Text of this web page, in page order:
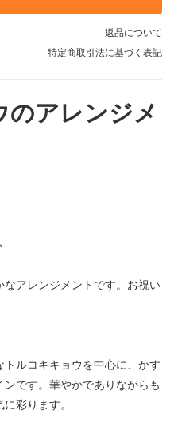
返品について
特定商取引法に基づく表記
のアレンジメ
なアレンジメントです。お祝い
ルコキキョウを中心に、かす
です。華やかでありながらも
彩ります。